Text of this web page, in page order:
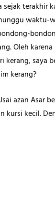
sejak terakhir
Oleh
kerang, saya
kerang?
azan Asar
kursi kecil.